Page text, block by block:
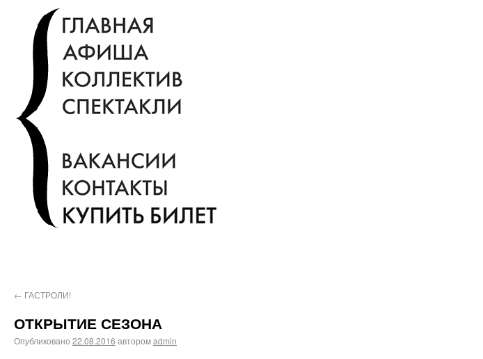
← ГАСТРОЛИ!
ОТКРЫТИЕ СЕЗОНА
Опубликовано 22.08.2016 авторомadmin